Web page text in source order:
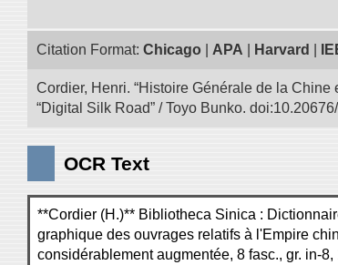
Citation Format: Chicago APA Harvard
Cordier, Henri. “Histoire Générale de la Chine
“Digital Silk Road” / Toyo Bunko.
OCR Text
**Cordier (H.)** Bibliotheca Sinica :
graphique des ouvrages relatifs à l'Empire
considérablement augmentée, 8 fasc., gr. in-8,